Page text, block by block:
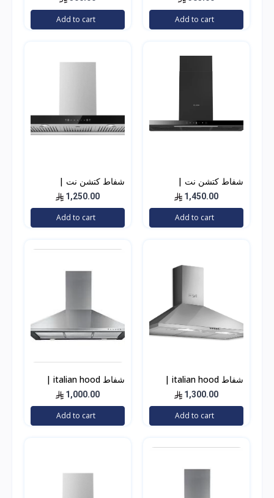
Add to cart
Add to cart
شفاط كتشن نت |
لون اسود 90 سم
1,450.00
Add to cart
شفاط كتشن نت |
استيل 90 سم
1,250.00
Add to cart
شفاط italian hood |
سم استيل 1000 واط
1,300.00
Add to cart
شفاط italian hood |
سم استيل 500 واط
1,000.00
Add to cart